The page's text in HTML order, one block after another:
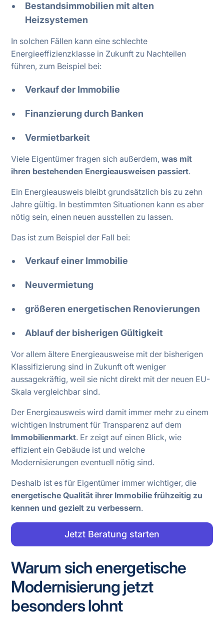
Bestandsimmobilien mit alten
Heizsystemen
In solchen Fällen kann eine schlechte
Energieeffizienzklasse in Zukunft zu Nachteilen
führen, zum Beispiel bei:
Verkauf der Immobilie
Finanzierung durch Banken
Vermietbarkeit
Viele Eigentümer fragen sich außerdem,was mit
ihren bestehenden Energieausweisen passiert.
Ein Energieausweis bleibt grundsätzlich bis zu zehn
Jahre gültig. In bestimmten Situationen kann es aber
nötig sein, einen neuen ausstellen zu lassen.
Das ist zum Beispiel der Fall bei:
Verkauf einer Immobilie
Neuvermietung
größeren energetischen Renovierungen
Ablauf der bisherigen Gültigkeit
Vor allem ältere Energieausweise mit der bisherigen
Klassifizierung sind in Zukunft oft weniger
aussagekräftig, weil sie nicht direkt mit der neuen EU-
Skala vergleichbar sind.
Der Energieausweis wird damit immer mehr zu einem
wichtigen Instrument für Transparenz auf dem
Immobilienmarkt. Er zeigt auf einen Blick, wie
effizient ein Gebäude ist und welche
Modernisierungen eventuell nötig sind.
Deshalb ist es für Eigentümer immer wichtiger, die
energetische Qualität ihrer Immobilie frühzeitig zu
kennen und gezielt zu verbessern.
Jetzt Beratung starten
Warum sich energetische
Modernisierung jetzt
besonders lohnt